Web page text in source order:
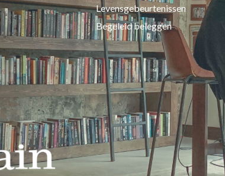
Levensgebeurtenissen
Begeleid beleggen